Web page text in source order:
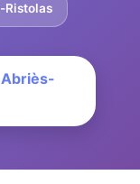
Ristolas